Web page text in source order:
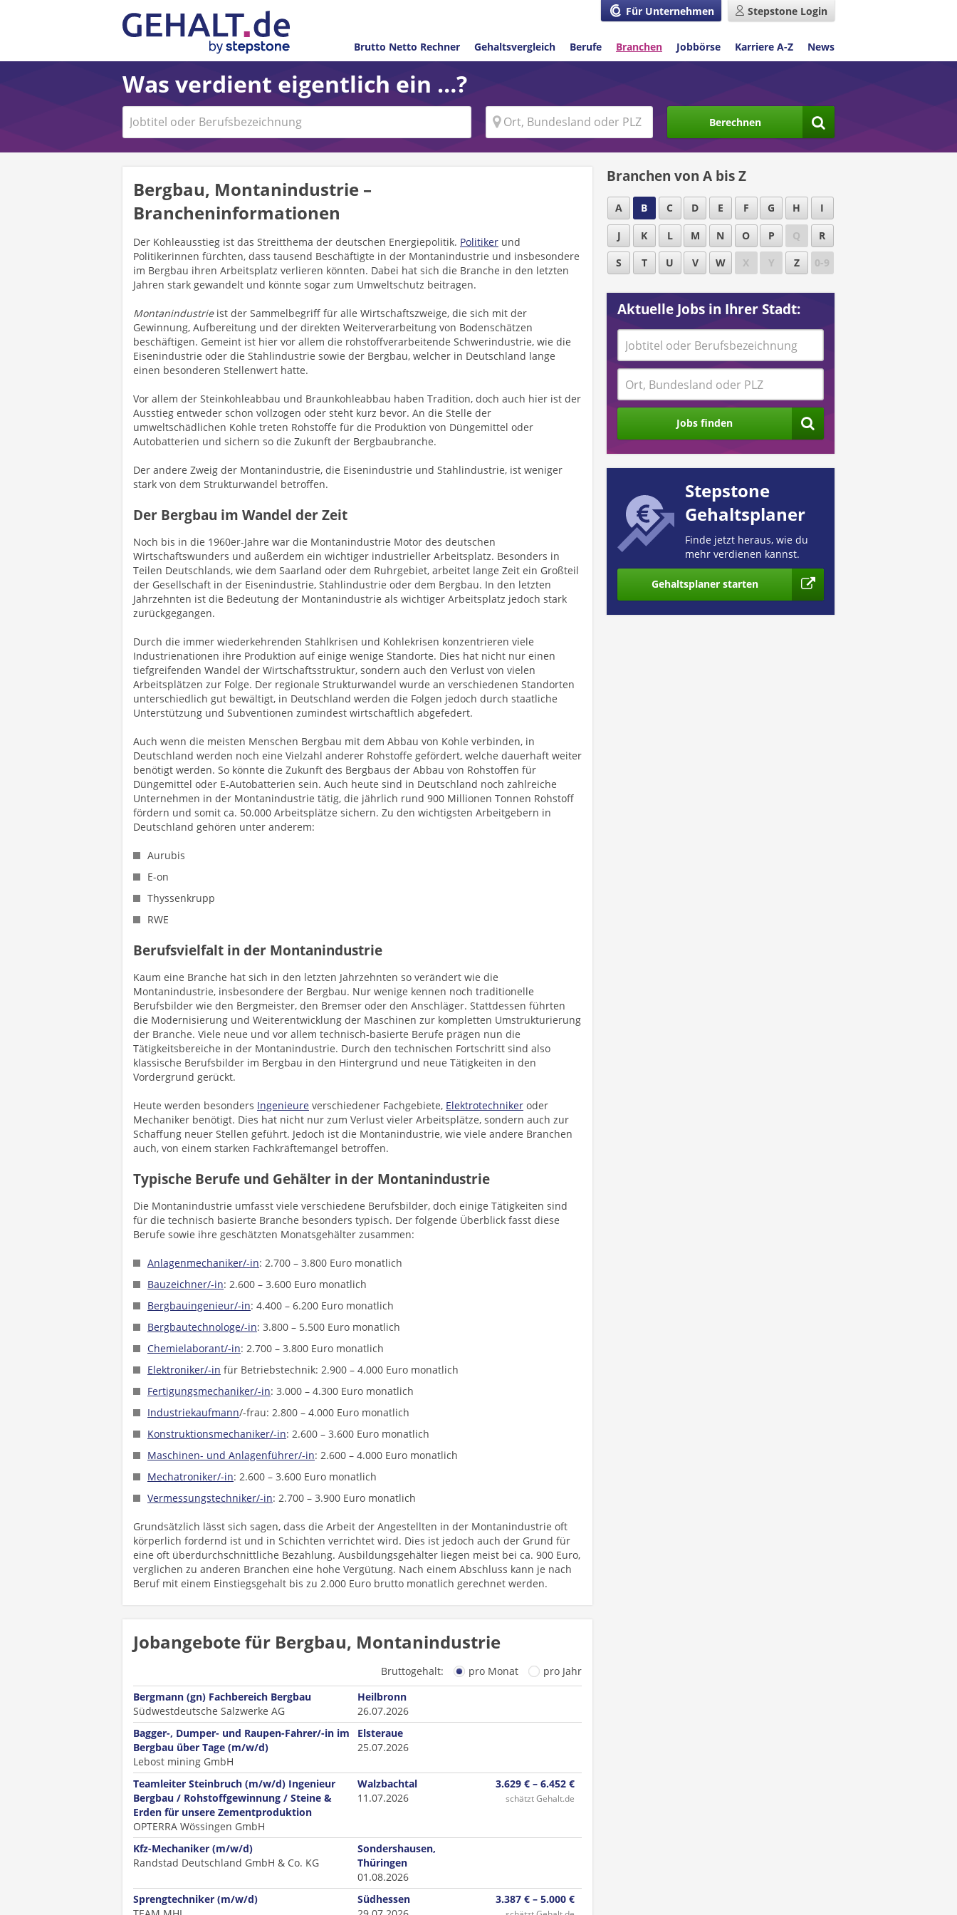
Für Unternehmen Stepstone Login
Brutto Netto Rechner Gehaltsvergleich Berufe Branchen Jobbörse Karriere A-Z News
Was verdient eigentlich ein …?
Berechnen
Bergbau, Montanindustrie –
Brancheninformationen
Der Kohleausstieg ist das Streitthema der deutschen Energiepolitik. Politiker und
Politikerinnen fürchten, dass tausend Beschäftigte in der Montanindustrie und insbesondere
im Bergbau ihren Arbeitsplatz verlieren könnten. Dabei hat sich die Branche in den letzten
Jahren stark gewandelt und könnte sogar zum Umweltschutz beitragen.
Montanindustrieist der Sammelbegriff für alle Wirtschaftszweige, die sich mit der
Gewinnung, Aufbereitung und der direkten Weiterverarbeitung von Bodenschätzen
beschäftigen. Gemeint ist hier vor allem die rohstoffverarbeitende Schwerindustrie, wie die
Eisenindustrie oder die Stahlindustrie sowie der Bergbau, welcher in Deutschland lange
einen besonderen Stellenwert hatte.
Vor allem der Steinkohleabbau und Braunkohleabbau haben Tradition, doch auch hier ist der
Ausstieg entweder schon vollzogen oder steht kurz bevor. An die Stelle der
umweltschädlichen Kohle treten Rohstoffe für die Produktion von Düngemittel oder
Autobatterien und sichern so die Zukunft der Bergbaubranche.
Der andere Zweig der Montanindustrie, die Eisenindustrie und Stahlindustrie, ist weniger
stark von dem Strukturwandel betroffen.
Der Bergbau im Wandel der Zeit
Noch bis in die 1960er-Jahre war die Montanindustrie Motor des deutschen
Wirtschaftswunders und außerdem ein wichtiger industrieller Arbeitsplatz. Besonders in
Teilen Deutschlands, wie dem Saarland oder dem Ruhrgebiet, arbeitet lange Zeit ein Großteil
der Gesellschaft in der Eisenindustrie, Stahlindustrie oder dem Bergbau. In den letzten
Jahrzehnten ist die Bedeutung der Montanindustrie als wichtiger Arbeitsplatz jedoch stark
zurückgegangen.
Durch die immer wiederkehrenden Stahlkrisen und Kohlekrisen konzentrieren viele
Industrienationen ihre Produktion auf einige wenige Standorte. Dies hat nicht nur einen
tiefgreifenden Wandel der Wirtschaftsstruktur, sondern auch den Verlust von vielen
Arbeitsplätzen zur Folge. Der regionale Strukturwandel wurde an verschiedenen Standorten
unterschiedlich gut bewältigt, in Deutschland werden die Folgen jedoch durch staatliche
Unterstützung und Subventionen zumindest wirtschaftlich abgefedert.
Auch wenn die meisten Menschen Bergbau mit dem Abbau von Kohle verbinden, in
Deutschland werden noch eine Vielzahl anderer Rohstoffe gefördert, welche dauerhaft weiter
benötigt werden. So könnte die Zukunft des Bergbaus der Abbau von Rohstoffen für
Düngemittel oder E-Autobatterien sein. Auch heute sind in Deutschland noch zahlreiche
Unternehmen in der Montanindustrie tätig, die jährlich rund 900 Millionen Tonnen Rohstoff
fördern und somit ca. 50.000 Arbeitsplätze sichern. Zu den wichtigsten Arbeitgebern in
Deutschland gehören unter anderem:
Aurubis
E-on
Thyssenkrupp
RWE
Berufsvielfalt in der Montanindustrie
Kaum eine Branche hat sich in den letzten Jahrzehnten so verändert wie die
Montanindustrie, insbesondere der Bergbau. Nur wenige kennen noch traditionelle
Berufsbilder wie den Bergmeister, den Bremser oder den Anschläger. Stattdessen führten
die Modernisierung und Weiterentwicklung der Maschinen zur kompletten Umstrukturierung
der Branche. Viele neue und vor allem technisch-basierte Berufe prägen nun die
Tätigkeitsbereiche in der Montanindustrie. Durch den technischen Fortschritt sind also
klassische Berufsbilder im Bergbau in den Hintergrund und neue Tätigkeiten in den
Vordergrund gerückt.
Heute werden besonders Ingenieure verschiedener Fachgebiete, Elektrotechniker oder
Mechaniker benötigt. Dies hat nicht nur zum Verlust vieler Arbeitsplätze, sondern auch zur
Schaffung neuer Stellen geführt. Jedoch ist die Montanindustrie, wie viele andere Branchen
auch, von einem starken Fachkräftemangel betroffen.
Typische Berufe und Gehälter in der Montanindustrie
Die Montanindustrie umfasst viele verschiedene Berufsbilder, doch einige Tätigkeiten sind
für die technisch basierte Branche besonders typisch. Der folgende Überblick fasst diese
Berufe sowie ihre geschätzten Monatsgehälter zusammen:
Anlagenmechaniker/-in: 2.700 – 3.800 Euro monatlich
Bauzeichner/-in: 2.600 – 3.600 Euro monatlich
Bergbauingenieur/-in: 4.400 – 6.200 Euro monatlich
Bergbautechnologe/-in: 3.800 – 5.500 Euro monatlich
Chemielaborant/-in: 2.700 – 3.800 Euro monatlich
Elektroniker/-in für Betriebstechnik: 2.900 – 4.000 Euro monatlich
Fertigungsmechaniker/-in: 3.000 – 4.300 Euro monatlich
Industriekaufmann/-frau: 2.800 – 4.000 Euro monatlich
Konstruktionsmechaniker/-in: 2.600 – 3.600 Euro monatlich
Maschinen- und Anlagenführer/-in: 2.600 – 4.000 Euro monatlich
Mechatroniker/-in: 2.600 – 3.600 Euro monatlich
Vermessungstechniker/-in: 2.700 – 3.900 Euro monatlich
Grundsätzlich lässt sich sagen, dass die Arbeit der Angestellten in der Montanindustrie oft
körperlich fordernd ist und in Schichten verrichtet wird. Dies ist jedoch auch der Grund für
eine oft überdurchschnittliche Bezahlung. Ausbildungsgehälter liegen meist bei ca. 900 Euro,
verglichen zu anderen Branchen eine hohe Vergütung. Nach einem Abschluss kann je nach
Beruf mit einem Einstiegsgehalt bis zu 2.000 Euro brutto monatlich gerechnet werden.
Jobangebote für Bergbau, Montanindustrie
Bruttogehalt: pro Monat
pro Jahr
Bergmann (gn) Fachbereich Bergbau
Südwestdeutsche Salzwerke AG
Heilbronn
26.07.2026
Bagger-, Dumper- und Raupen-Fahrer/-in im
Bergbau über Tage (m/w/d)
Lebost mining GmbH
Elsteraue
25.07.2026
Teamleiter Steinbruch (m/w/d) Ingenieur
Bergbau / Rohstoffgewinnung / Steine &
Erden für unsere Zementproduktion
OPTERRA Wössingen GmbH
Walzbachtal
11.07.2026
3.629 € – 6.452 €
schätzt Gehalt.de
Kfz-Mechaniker (m/w/d)
Randstad Deutschland GmbH & Co. KG
Sondershausen,
Thüringen
01.08.2026
Sprengtechniker (m/w/d)
Südhessen
3.387 € – 5.000 €
Branchen von A bis Z
A B C D E F G H I
J K L M N O P Q R
S T U V W X Y Z 0-9
Aktuelle Jobs in Ihrer Stadt:
Jobs finden
Stepstone
Gehaltsplaner
Finde jetzt heraus, wie du
mehr verdienen kannst.
Gehaltsplaner starten